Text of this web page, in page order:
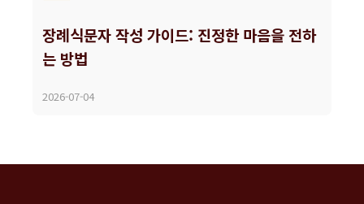
장례식문자 작성 가이드: 진정한 마음을 전하
는 방법
2026-07-04